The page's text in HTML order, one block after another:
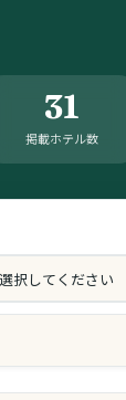
31
掲載ホテル数